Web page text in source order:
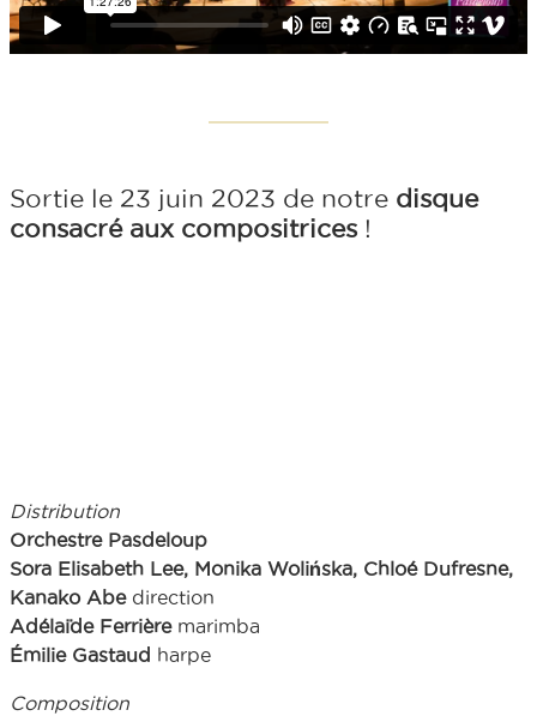
Sortie le 23 juin 2023 de notre disque
consacré aux compositrices !
Distribution
Orchestre Pasdeloup
Sora Elisabeth Lee, Monika Wolińska, Chloé Dufresne,
Kanako Abedirection
Adélaïde Ferrièremarimba
Émilie Gastaud harpe
Composition